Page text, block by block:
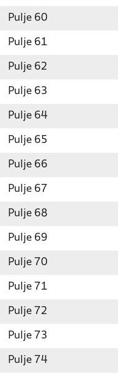
Pulje 60
Pulje 61
Pulje 62
Pulje 63
Pulje 64
Pulje 65
Pulje 66
Pulje 67
Pulje 68
Pulje 69
Pulje 70
Pulje 71
Pulje 72
Pulje 73
Pulje 74